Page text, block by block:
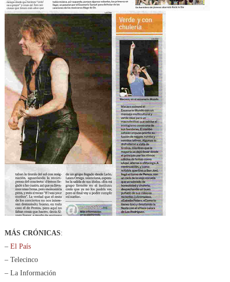
MÁS CRÓNICAS:
– El País
– Telecinco
– La Información